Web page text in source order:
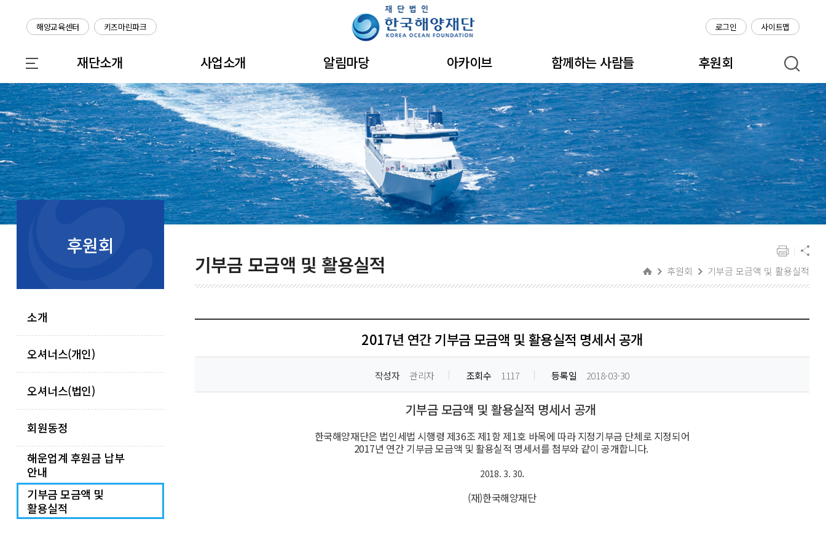
본문 바로가기
주메뉴 바로가기
하단 바로가기
해양교육센터 키즈마린파크 로그인 사이트맵
재단소개 사업소개 알림마당 아카이브 함께하는 사람들 후원회
후원회
소개
오셔너스(개인)
오셔너스(법인)
회원동정
해운업계 후원금 납부
안내
기부금 모금액 및
활용실적
기부금 모금액 및 활용실적 후원회 기부금 모금액 및 활용실적
2017년 연간 기부금 모금액 및 활용실적 명세서 공개
작성자 관리자 조회수 1117 등록일 2018-03-30
기부금 모금액 및 활용실적 명세서 공개
한국해양재단은 법인세법 시행령 제36조 제1항 제1호 바목에 따라 지정기부금 단체로 지정되어
2017년 연간 기부금 모금액 및 활용실적 명세서를 첨부와 같이 공개합니다.
2018. 3. 30.
(재)한국해양재단